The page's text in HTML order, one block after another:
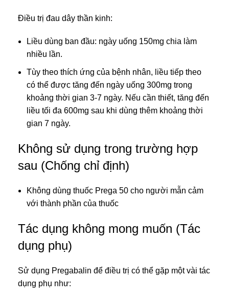
Điều trị đau dây thần kinh:
Liều dùng ban đầu: ngày uống 150mg chia làm
nhiều lần.
Tùy theo thích ứng của bệnh nhân, liều tiếp theo
có thể được tăng đến ngày uống 300mg trong
khoảng thời gian 3-7 ngày. Nếu cần thiết, tăng đến
liều tối đa 600mg sau khi dùng thêm khoảng thời
gian 7 ngày.
Không sử dụng trong trường hợp
sau (Chống chỉ định)
Không dùng thuốc Prega 50 cho người mẫn cảm
với thành phần của thuốc
Tác dụng không mong muốn (Tác
dụng phụ)
Sử dụng Pregabalin để điều trị có thể gặp một vài tác
dụng phụ như: